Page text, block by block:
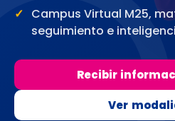
Campus Virtual M25,
seguimiento e
Recibir
Ver